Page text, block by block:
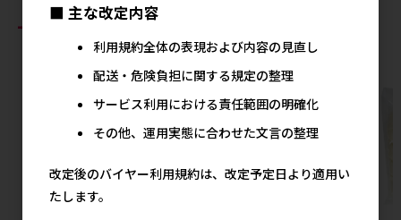
おすすめ商品
■ 主な改定内容
利用規約全体の表現および内容の見直し
配送・危険負担に関する規定の整理
サービス利用における責任範囲の明確化
その他、運用実態に合わせた文言の整理
改定後のバイヤー利用規約は、改定予定日より適用い
たします。